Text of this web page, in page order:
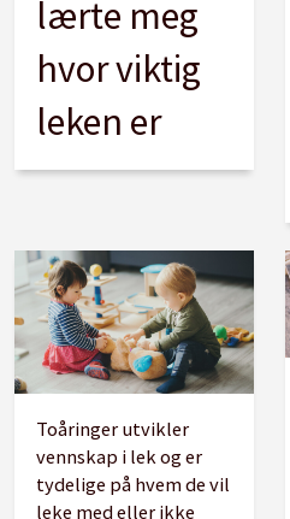
lærte meg
hvor viktig
leken er
Toåringer utvikler
vennskap i lek og er
tydelige på hvem de vil
leke med eller ikke